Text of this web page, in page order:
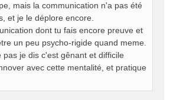
mais la communication n'a pas été
et je le déplore encore.
dont tu fais encore preuve et
un peu psycho-rigide quand meme.
pas je dis c'est gênant et difficile
avec cette mentalité, et pratique